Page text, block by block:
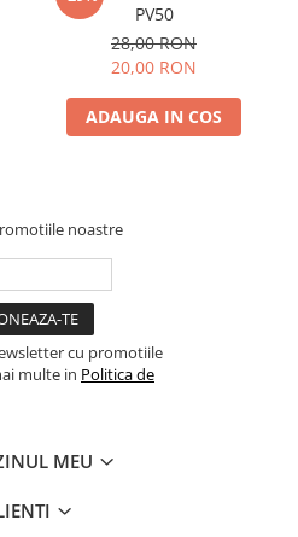
PV50
28,00 RON
20,00 RON
ADAUGA IN COS
noastre
cu promotiile
multe in Politica de
MEU